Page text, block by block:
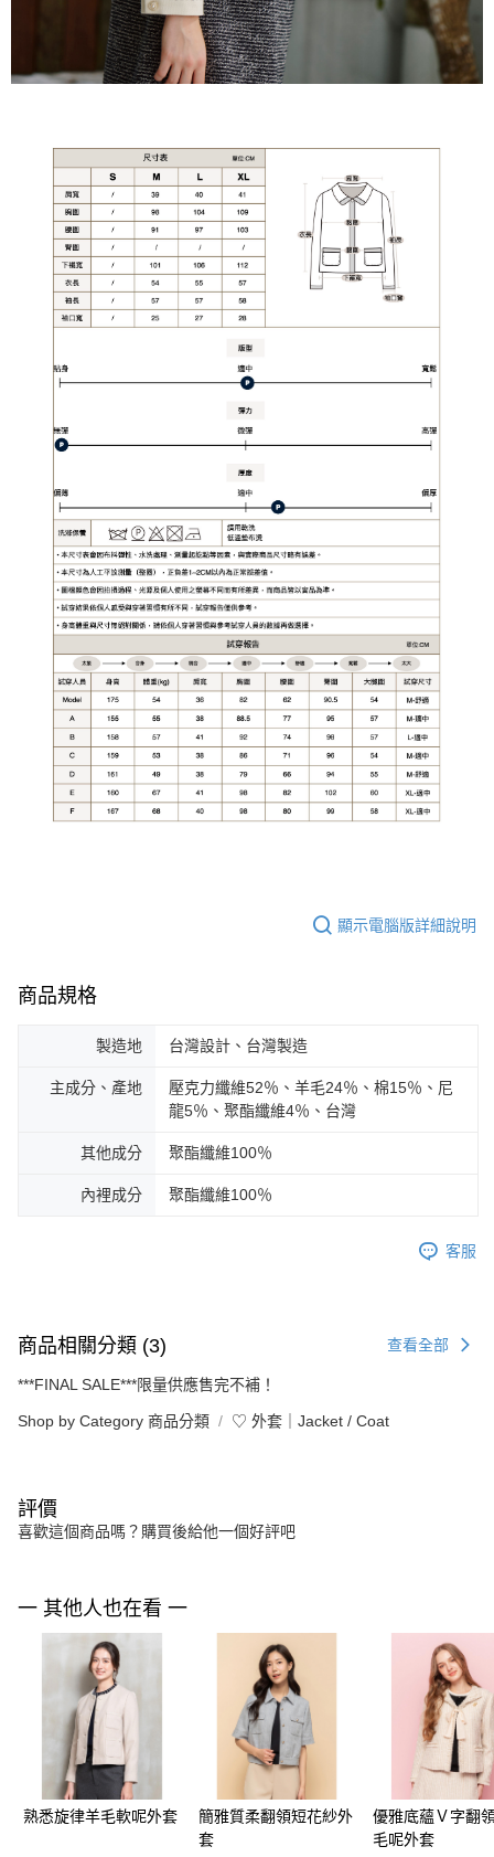
顯示電腦版詳細說明
商品規格
製造地 台灣設計、台灣製造
主成分、產地
壓克力纖維52％、羊毛24％、棉15％、尼
龍5％、聚酯纖維4％、台灣
其他成分 聚酯纖維100％
內裡成分 聚酯纖維100％
客服
商品相關分類 (3) 查看全部
***FINAL SALE***限量供應售完不補！
Shop by Category 商品分類 ♡ 外套｜Jacket / Coat
評價
喜歡這個商品嗎？購買後給他一個好評吧
一 其他人也在看 一
熟悉旋律羊毛軟呢外套
簡雅質柔翻領短花紗外
套
優雅底蘊Ｖ字翻
毛呢外套